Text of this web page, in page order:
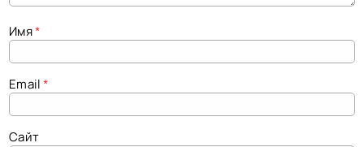
Mozart violin concerto No. 4, Fritz Kreisler — Landon Ronald, 77.5 rpm shellac 1924
2025
Имя*
Email*
Сайт